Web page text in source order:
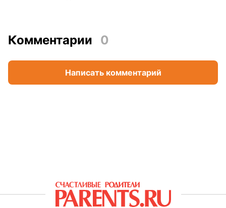
Комментарии 0
Написать комментарий